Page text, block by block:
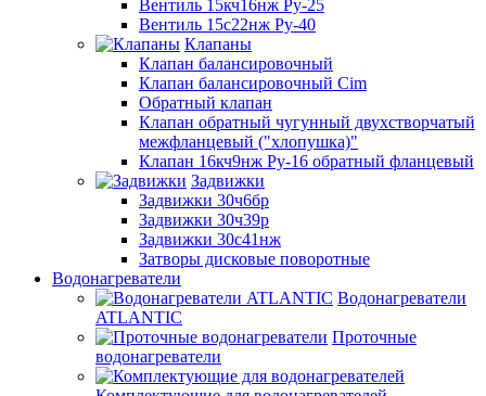
Вентиль 15кч16нж Ру-25
Вентиль 15с22нж Ру-40
Клапаны
Клапан балансировочный
Клапан балансировочный Cim
Обратный клапан
Клапан обратный чугунный двухстворчатый
межфланцевый ("хлопушка)"
Клапан 16кч9нж Ру-16 обратный фланцевый
Задвижки
Задвижки 30ч6бр
Задвижки 30ч39р
Задвижки 30с41нж
Затворы дисковые поворотные
Водонагреватели
Водонагреватели
ATLANTIC
Проточные
водонагреватели